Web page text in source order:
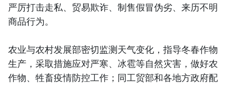
严厉打击走私、贸易欺诈、制售假冒伪劣、来历不明
商品行为。
农业与农村发展部密切监测天气变化，指导冬春作物
生产，采取措施应对严寒、冰雹等自然灾害，做好农
作物、牲畜疫情防控工作；同工贸部和各地方政府配